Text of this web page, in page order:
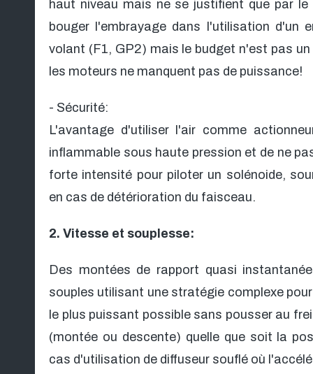
haut niveau mais ne se justifient que par
bouger l'embrayage dans l'utilisation d'un
volant (F1, GP2) mais le budget n'est pas
les moteurs ne manquent pas de puissance!
- Sécurité:
L'avantage d'utiliser l'air comme
inflammable sous haute pression et de ne
forte intensité pour piloter un solénoide,
en cas de détérioration du faisceau.
2. Vitesse et souplesse:
Des montées de rapport quasi
souples utilisant une stratégie complexe
le plus puissant possible sans pousser au
(montée ou descente) quelle que soit la
cas d'utilisation de diffuseur souflé où